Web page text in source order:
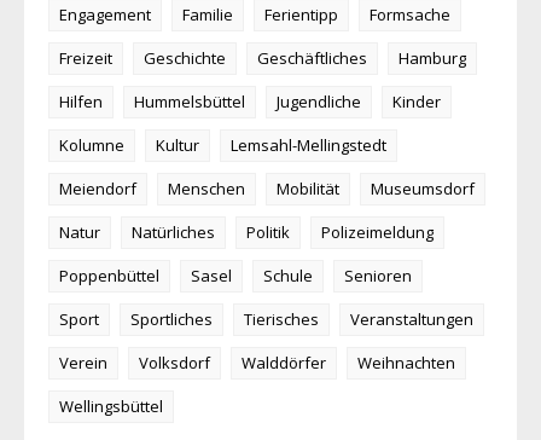
Engagement
Familie Ferientipp
Formsache
Freizeit
Geschichte Geschäftliches
Hamburg
Hilfen
Hummelsbüttel Jugendliche
Kinder
Kolumne
Kultur
Lemsahl-Mellingstedt
Meiendorf
Menschen Mobilität
Museumsdorf
Natur
Natürliches Politik
Polizeimeldung
Poppenbüttel
Sasel Schule
Senioren
Sport
Sportliches Tierisches
Veranstaltungen
Verein
Volksdorf Walddörfer
Weihnachten
Wellingsbüttel